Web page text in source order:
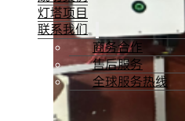
灯塔项目
联系我们
商务合作
售后服务
全球服务热线